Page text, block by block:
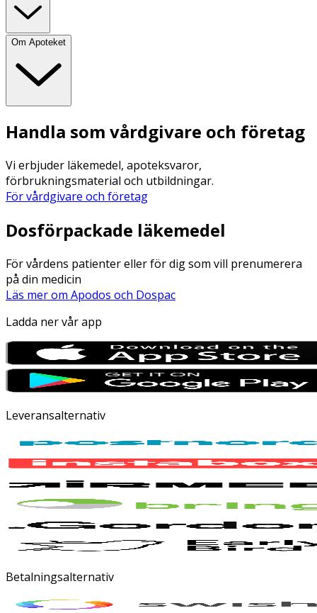
Om Apoteket
Handla som vårdgivare och företag
Vi erbjuder läkemedel, apoteksvaror,
förbrukningsmaterial och utbildningar.
För vårdgivare och företag
Dosförpackade läkemedel
För vårdens patienter eller för dig som vill prenumerera
på din medicin
Läs mer om Apodos och Dospac
Ladda ner vår app
Leveransalternativ
Betalningsalternativ